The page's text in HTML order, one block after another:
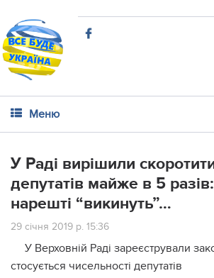
Меню
У Раді вирішили
депутатів майже в 5
нарешті “викинуть”…
29 січня 2019 р. 15:36
У Верховній Раді зареєстрували
стосується чисельності депутатів